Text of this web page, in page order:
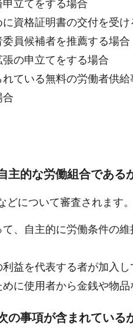
立てをする場合
資格証明書の交付を受け
員候補者を推薦する場合
の申立てをする場合
ている無料の労働者供
合
主的な労働組合である
について審査されます。
、自主的に労働条件の
益を代表する者が加入し
に使用者から金銭や物
の事項が含まれている